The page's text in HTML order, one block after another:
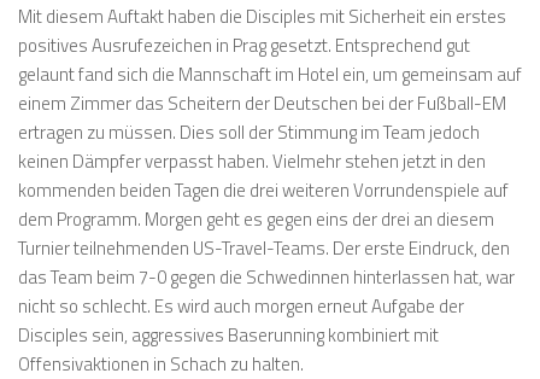
Mit diesem Auftakt haben die Disciples mit Sicherheit ein erstes
positives Ausrufezeichen in Prag gesetzt. Entsprechend gut
gelaunt fand sich die Mannschaft im Hotel ein, um gemeinsam auf
einem Zimmer das Scheitern der Deutschen bei der Fußball-EM
ertragen zu müssen. Dies soll der Stimmung im Team jedoch
keinen Dämpfer verpasst haben. Vielmehr stehen jetzt in den
kommenden beiden Tagen die drei weiteren Vorrundenspiele auf
dem Programm. Morgen geht es gegen eins der drei an diesem
Turnier teilnehmenden US-Travel-Teams. Der erste Eindruck, den
das Team beim 7-0 gegen die Schwedinnen hinterlassen hat, war
nicht so schlecht. Es wird auch morgen erneut Aufgabe der
Disciples sein, aggressives Baserunning kombiniert mit
Offensivaktionen in Schach zu halten.